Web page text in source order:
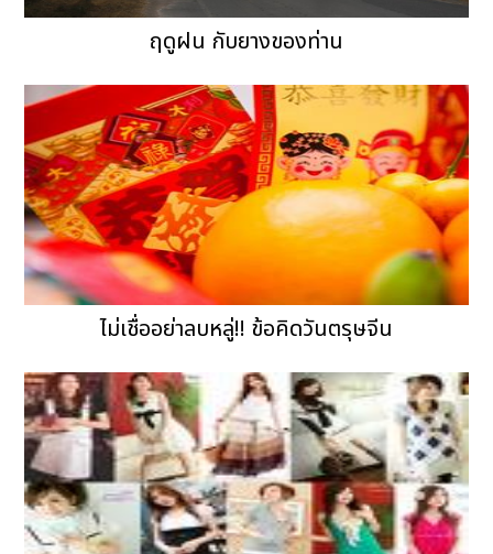
ฤดูฝน กับยางของท่าน
ไม่เชื่ออย่าลบหลู่!! ข้อคิดวันตรุษจีน